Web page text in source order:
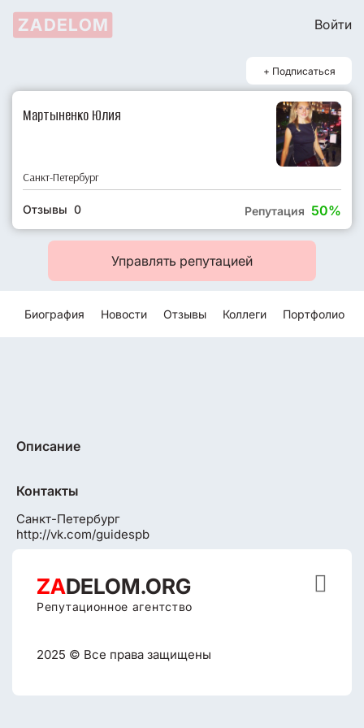
ZADELOM Войти
+ Подписаться
Мартыненко Юлия
Санкт-Петербург
Репутация 50%
Отзывы 0
Управлять репутацией
Биография Новости Отзывы Коллеги Портфолио
Описание
Контакты
Санкт-Петербург
http://vk.com/guidespb
ZADELOM.ORG
Репутационное агентство
2025 © Все права защищены
